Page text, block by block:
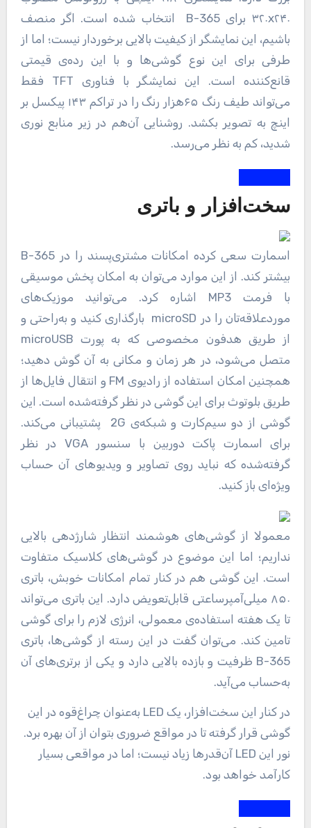
۳۲۰x۲۴۰ برای B-365 انتخاب ‌شده است. اگر منصف
باشیم، این نمایشگر از کیفیت بالایی برخوردار نیست؛ اما از
طرفی برای این نوع گوشی‌ها و با این رده‌ی قیمتی
قانع‌کننده است. این نمایشگر با فناوری TFT فقط
می‌تواند طیف رنگ ۶۵هزار رنگ را در تراکم ۱۴۳ پیکسل بر
اینچ به تصویر بکشد. روشنایی آن‌هم در زیر منابع نوری
شدید، کم به نظر می‌رسد.
سخت‌افزار و باتری
بیشتر کند. از این موارد می‌توان به امکان پخش موسیقی
با فرمت MP3 اشاره کرد. می‌توانید موزیک‌های
موردعلاقه‌تان را در microSD بارگذاری کنید و به‌راحتی و
از طریق هدفون مخصوصی که به پورت microUSB
متصل می‌شود، در هر زمان و مکانی به آن گوش دهید؛
همچنین امکان استفاده از رادیوی FM و انتقال فایل‌ها از
طریق بلوتوث برای این گوشی در نظر گرفته‌شده است. این
گوشی از دو سیم‌کارت و شبکه‌ی 2G پشتیبانی می‌کند.
برای اسمارت پاکت دوربین با سنسور VGA در نظر
گرفته‌شده که نباید روی تصاویر و ویدیوهای آن حساب
ویژه‌ای باز کنید.
معمولا از گوشی‌های هوشمند انتظار شارژدهی بالایی
نداریم؛ اما این موضوع در گوشی‌های کلاسیک متفاوت
است. این گوشی هم در کنار تمام امکانات خوبش، باتری
۸۵۰ میلی‌آمپرساعتی قابل‌تعویض دارد. این باتری می‌تواند
تا یک هفته استفاده‌ی معمولی، انرژی لازم را برای گوشی
تامین کند. می‌توان گفت در این رسته از گوشی‌ها، باتری
B-365 ظرفیت و بازده‌ بالایی دارد و یکی از برتری‌های آن
به‌حساب می‌آید.
در کنار این سخت‌افزار، یک LED به‌عنوان چراغ‌قوه در این
گوشی قرار گرفته تا در مواقع ضروری بتوان از آن بهره برد.
نور این LED آن‌قدرها زیاد نیست؛ اما در مواقعی بسیار
کارآمد خواهد بود.